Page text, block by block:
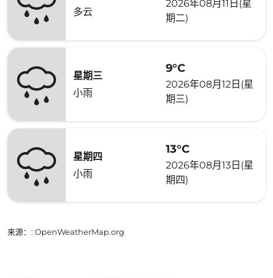
多云
2026年08月11日(星
期二)
星期三
小雨
9°C
2026年08月12日(星
期三)
星期四
小雨
13°C
2026年08月13日(星
期四)
来源： : OpenWeatherMap.org